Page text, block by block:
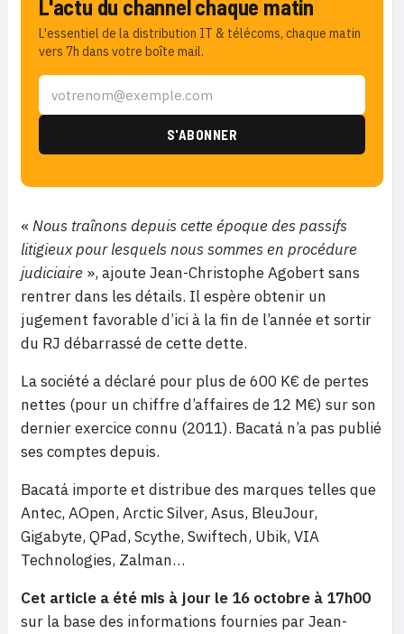
L'actu du channel chaque matin
L'essentiel de la distribution IT & télécoms, chaque matin
vers 7h dans votre boîte mail.
« Nous traînons depuis cette époque des passifs
litigieux pour lesquels nous sommes en procédure
judiciaire », ajoute Jean-Christophe Agobert sans
rentrer dans les détails. Il espère obtenir un
jugement favorable d’ici à la fin de l’année et sortir
du RJ débarrassé de cette dette.
La société a déclaré pour plus de 600 K€ de pertes
nettes (pour un chiffre d’affaires de 12 M€) sur son
dernier exercice connu (2011). Bacatá n’a pas publié
ses comptes depuis.
Bacatá importe et distribue des marques telles que
Antec, AOpen, Arctic Silver, Asus, BleuJour,
Gigabyte, QPad, Scythe, Swiftech, Ubik, VIA
Technologies, Zalman…
Cet article a été mis à jour le 16 octobre à 17h00
sur la base des informations fournies parJean-